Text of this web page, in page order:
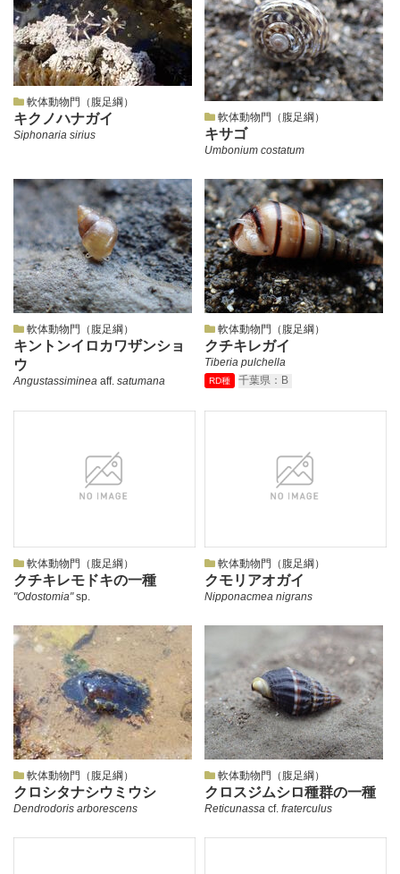
軟体動物門（腹足綱）
キクノハナガイ
Siphonaria sirius
軟体動物門（腹足綱）
キサゴ
Umbonium costatum
軟体動物門（腹足綱）
キントンイロカワザンショ
ウ
Angustassiminea aff. satumana
軟体動物門（腹足綱）
クチキレガイ
Tiberia pulchella
RD種 千葉県：B
軟体動物門（腹足綱）
クチキレモドキの一種
"Odostomia"sp.
軟体動物門（腹足綱）
クモリアオガイ
Nipponacmea nigrans
軟体動物門（腹足綱）
クロシタナシウミウシ
Dendrodoris arborescens
軟体動物門（腹足綱）
クロスジムシロ種群の一種
Reticunassa cf. fraterculus